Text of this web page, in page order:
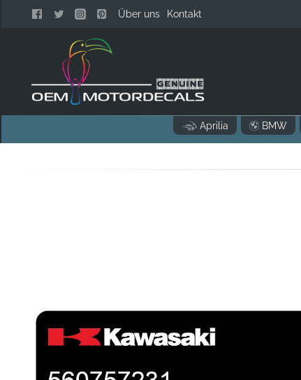
Über uns Kontakt
Aprilia BMW